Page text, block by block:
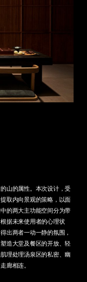
山的属性。本次设计，受
取内向景观的策略，以面
的两大主功能空间分为带
据未来使用者的心理状
出两者一动一静的氛围，
造大堂及餐区的开放、轻
理处理汤泉区的私密、幽
廊相连。